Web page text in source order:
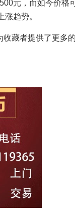
元，而如今价格
涨趋势。
藏者提供了更多